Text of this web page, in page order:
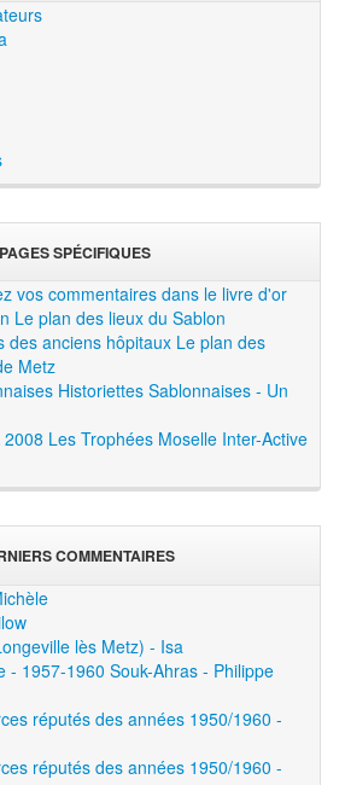
PAGES SPÉCIFIQUES
vos commentaires dans le livre d'or
Le plan des lieux du Sablon
des anciens hôpitaux Le plan des
Metz
Historiettes Sablonnaises - Un
Les Trophées Moselle Inter-Active
COMMENTAIRES
lès Metz) - Isa
- 1957-1960 Souk-Ahras - Philippe
réputés des années 1950/1960 -
réputés des années 1950/1960 -